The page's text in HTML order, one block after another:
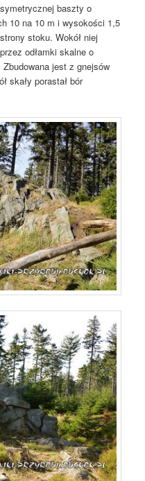
baszty o
10 na 10 m i wysokości 1,5
stoku. Wokół niej
odłamki skalne o
jest z gnejsów
skały porastał bór